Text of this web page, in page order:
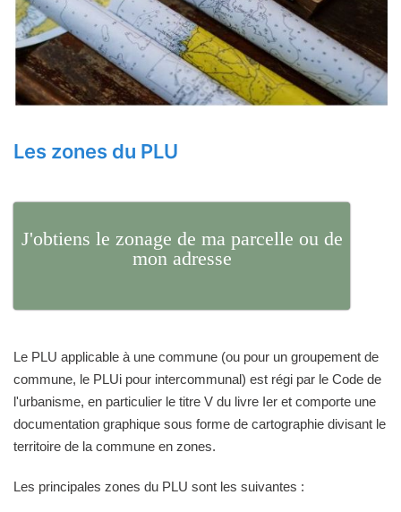
Les zones du PLU
J'obtiens le zonage de ma parcelle ou de
mon adresse
Le PLU applicable à une commune (ou pour un groupement de
commune, le PLUi pour intercommunal) est régi par le Code de
l'urbanisme, en particulier le titre V du livre Ier et comporte une
documentation graphique sous forme de cartographie divisant le
territoire de la commune en zones.
Les principales zones du PLU sont les suivantes :